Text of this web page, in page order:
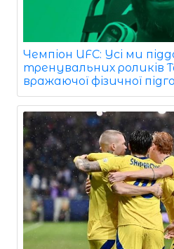
Чемпіон UFC: Усі ми
тренувальних роликів
вражаючої фізичної